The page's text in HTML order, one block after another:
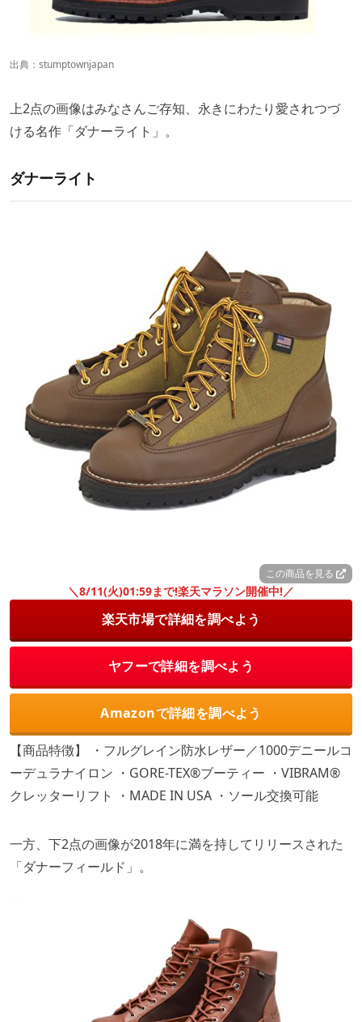
出典： stumptownjapan
上2点の画像はみなさんご存知、永きにわたり愛されつづ
ける名作「ダナーライト」。
ダナーライト
この商品を見る
＼8/11(火)01:59まで!楽天マラソン開催中!／
楽天市場で詳細を調べよう
ヤフーで詳細を調べよう
Amazonで詳細を調べよう
【商品特徴】 ・フルグレイン防水レザー／1000デニールコ
ーデュラナイロン ・GORE-TEX®ブーティー ・VIBRAM®
クレッターリフト ・MADE IN USA ・ソール交換可能
一方、下2点の画像が2018年に満を持してリリースされた
「ダナーフィールド」。